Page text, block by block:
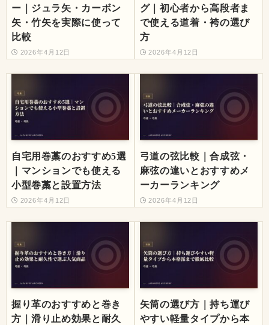
ー｜ジュラ矢・カーボン
矢・竹矢を実際に使って
比較
2026年4月12日
グ｜初心者から高段者ま
で使える道着・袴の選び
方
2026年4月12日
自宅用巻藁のおすすめ5選
｜マンションでも使える
小型巻藁と設置方法
2026年4月12日
弓道の弦比較｜合成弦・
麻弦の違いとおすすめメ
ーカーランキング
2026年4月12日
握り革のおすすめと巻き
方｜滑り止め効果と耐久
矢筒の選び方｜持ち運び
やすい軽量タイプから本